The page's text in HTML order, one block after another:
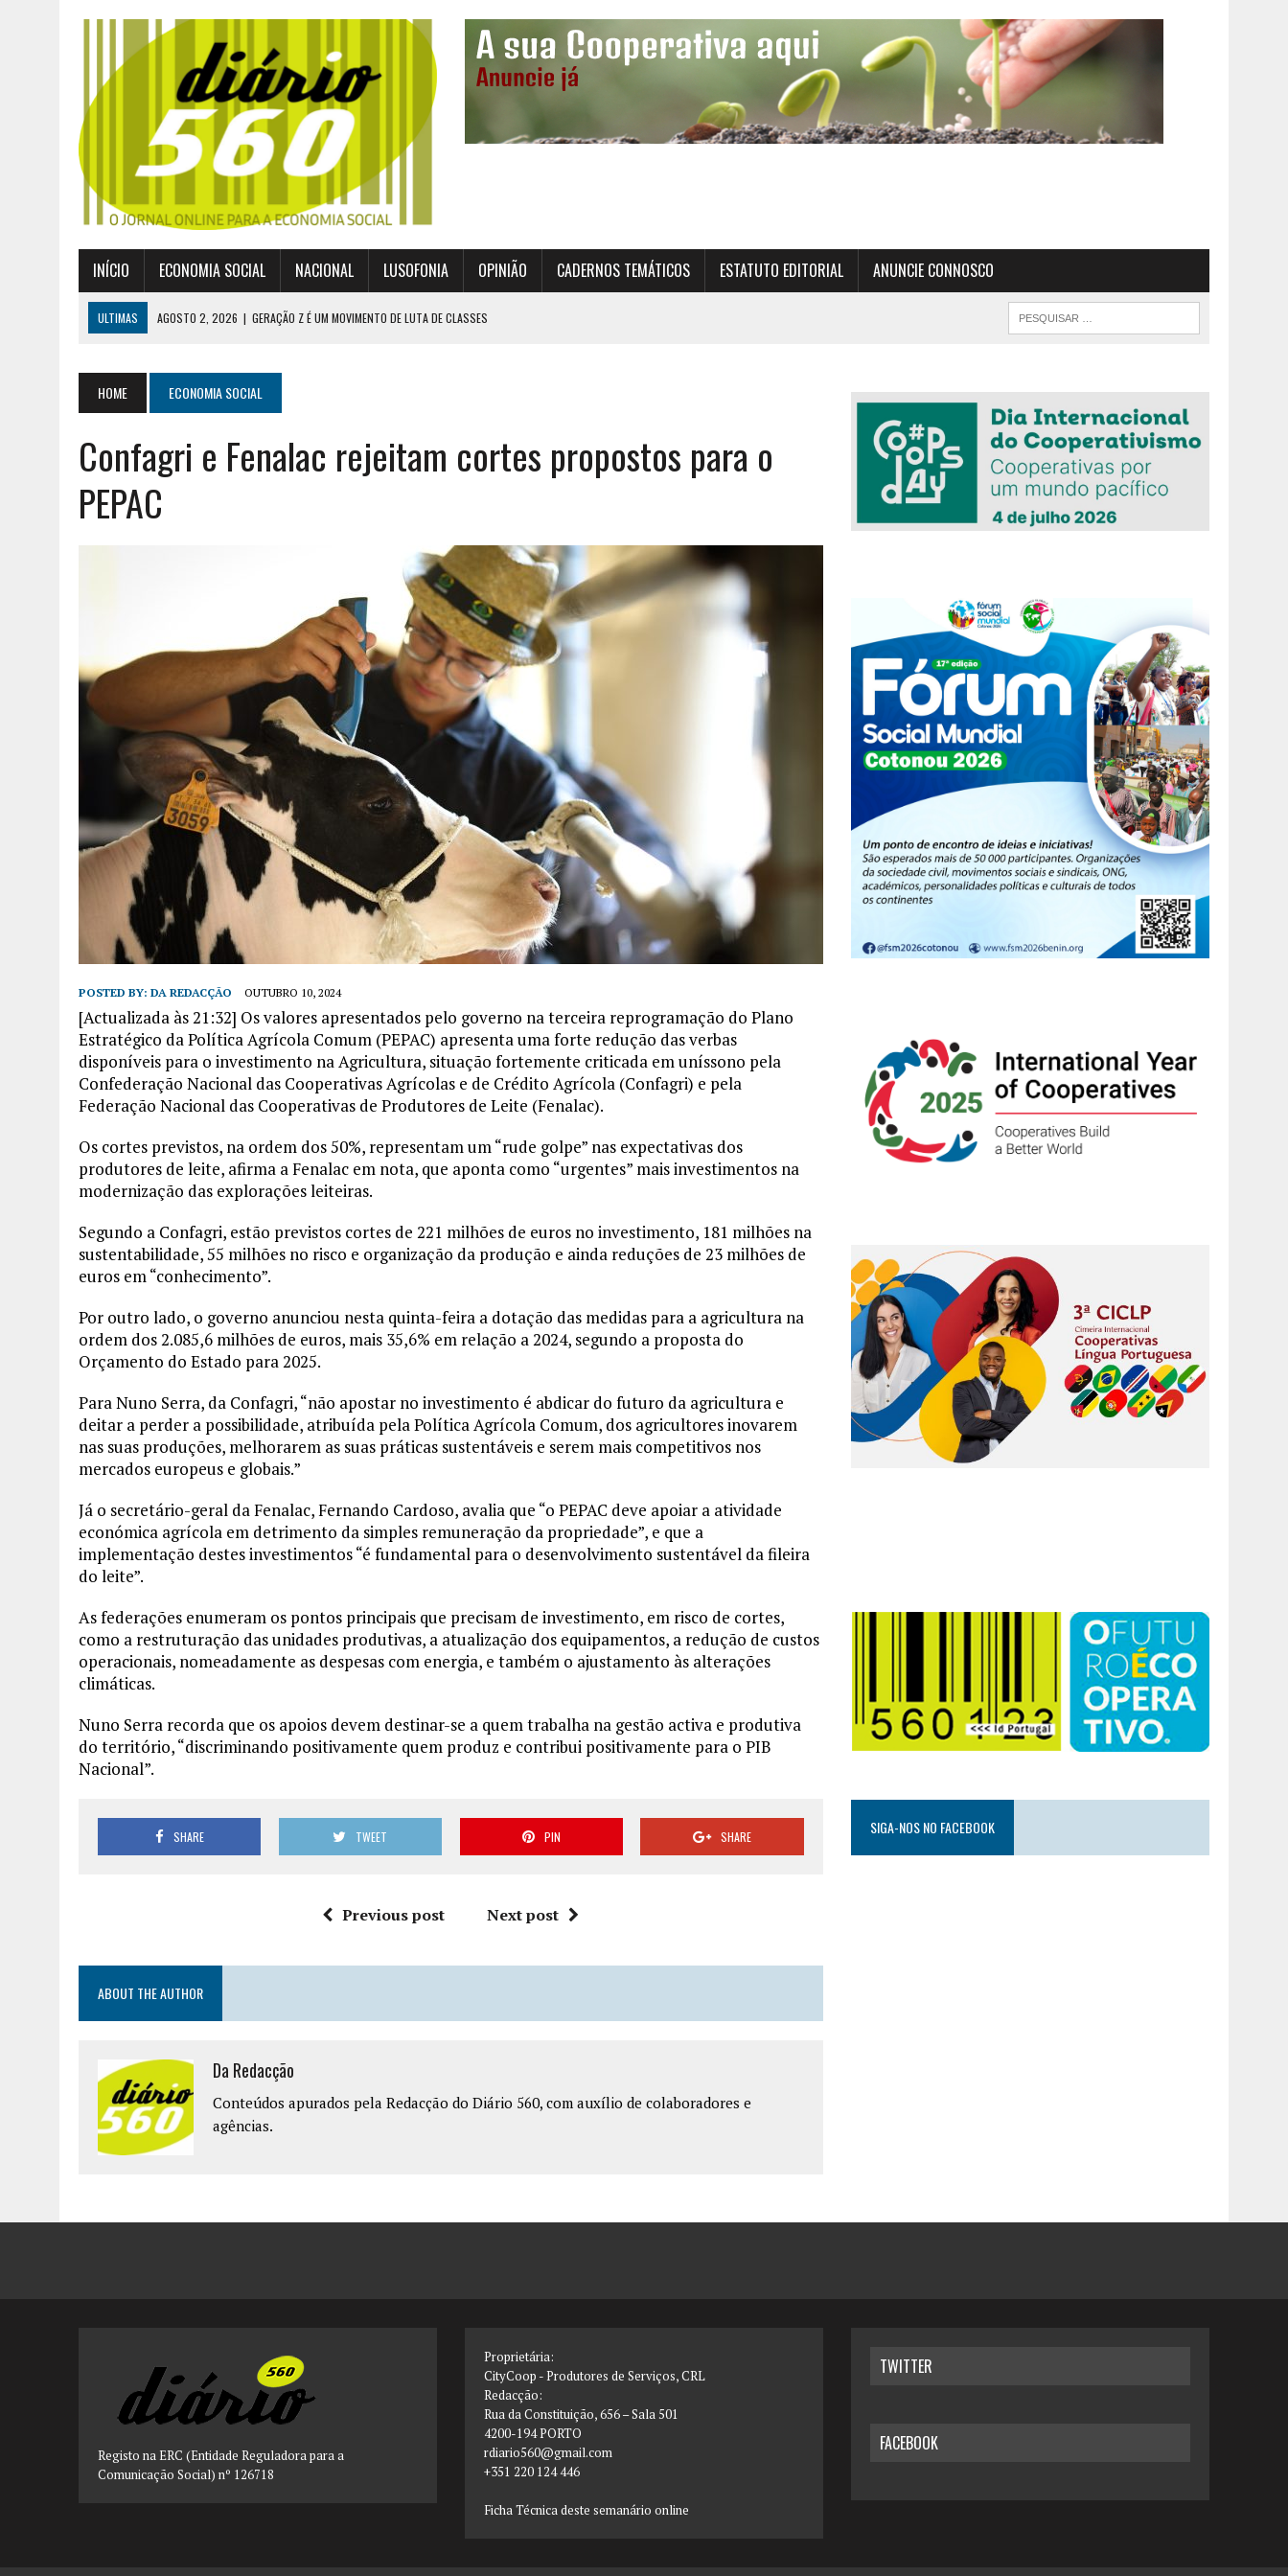
INÍCIO ECONOMIA SOCIAL NACIONAL LUSOFONIA OPINIÃO CADERNOS TEMÁTICOS ESTATUTO EDITORIAL ANUNCIE CONNOSCO
ULTIMAS AGOSTO 2, 2026 | GERAÇÃO Z É UM MOVIMENTO DE LUTA DE CLASSES
JULHO 26, 2026 | UM MARCO QUE REDEFINE O COOPERATIVISMO GLOBAL
AGOSTO 6, 2026
UM ENTRE MUITOS
HOME ECONOMIA SOCIAL
Confagri e Fenalac rejeitam cortes propostos para o
PEPAC
POSTED BY: DA REDACÇÃO OUTUBRO 10, 2024
[Actualizada às 21:32] Os valores apresentados pelo governo na terceira reprogramação do Plano
Estratégico da Política Agrícola Comum (PEPAC) apresenta uma forte redução das verbas
disponíveis para o investimento na Agricultura, situação fortemente criticada em uníssono pela
Confederação Nacional das Cooperativas Agrícolas e de Crédito Agrícola (Confagri) e pela
Federação Nacional das Cooperativas de Produtores de Leite (Fenalac).
Os cortes previstos, na ordem dos 50%, representam um “rude golpe” nas expectativas dos
produtores de leite, afirma a Fenalac em nota, que aponta como “urgentes” mais investimentos na
modernização das explorações leiteiras.
Segundo a Confagri, estão previstos cortes de 221 milhões de euros no investimento, 181 milhões na
sustentabilidade, 55 milhões no risco e organização da produção e ainda reduções de 23 milhões de
euros em “conhecimento”.
Por outro lado, o governo anunciou nesta quinta-feira a dotação das medidas para a agricultura na
ordem dos 2.085,6 milhões de euros, mais 35,6% em relação a 2024, segundo a proposta do
Orçamento do Estado para 2025.
Para Nuno Serra, da Confagri, “não apostar no investimento é abdicar do futuro da agricultura e
deitar a perder a possibilidade, atribuída pela Política Agrícola Comum, dos agricultores inovarem
nas suas produções, melhorarem as suas práticas sustentáveis e serem mais competitivos nos
mercados europeus e globais.”
Já o secretário-geral da Fenalac, Fernando Cardoso, avalia que “o PEPAC deve apoiar a atividade
económica agrícola em detrimento da simples remuneração da propriedade”, e que a
implementação destes investimentos “é fundamental para o desenvolvimento sustentável da fileira
do leite”.
As federações enumeram os pontos principais que precisam de investimento, em risco de cortes,
como a restruturação das unidades produtivas, a atualização dos equipamentos, a redução de custos
operacionais, nomeadamente as despesas com energia, e também o ajustamento às alterações
climáticas.
Nuno Serra recorda que os apoios devem destinar-se a quem trabalha na gestão activa e produtiva
do território, “discriminando positivamente quem produz e contribui positivamente para o PIB
Nacional”.
SHARE TWEET PIN SHARE
Previous post Next post
ABOUT THE AUTHOR
Da Redacção
Conteúdos apurados pela Redacção do Diário 560, com auxílio de colaboradores e
agências.
SIGA-NOS NO FACEBOOK
Registo na ERC (Entidade Reguladora para a
Comunicação Social) nº 126718
Proprietária:
CityCoop - Produtores de Serviços, CRL
Redacção:
Rua da Constituição, 656 – Sala 501
4200-194 PORTO
rdiario560@gmail.com
+351 220 124 446
Ficha Técnica deste semanário online
TWITTER
FACEBOOK